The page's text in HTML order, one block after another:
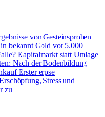
von Gesteinsproben
bekannt Gold vor 5.000
Kapitalmarkt statt Umlage
Nach der Bodenbildung
Erster erpse
Stress und
zu